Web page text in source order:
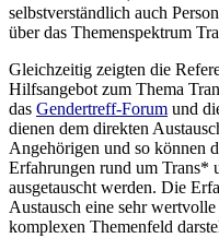
selbstverständlich auch
über das Themenspektrum
Gleichzeitig zeigten die
Hilfsangebot zum Thema
das Gendertreff-Forum und
dienen dem direkten
Angehörigen und so können
Erfahrungen rund um Trans*
ausgetauscht werden. Die
Austausch eine sehr
komplexen Themenfeld